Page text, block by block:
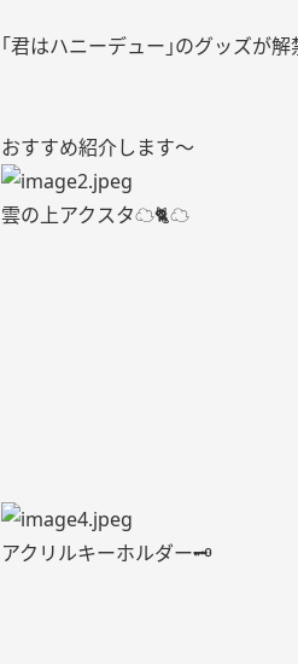
｢君はハニーデュー｣のグッズが
おすすめ紹介します〜
雲の上アクスタ☁️🐈☁️
アクリルキーホルダー🗝